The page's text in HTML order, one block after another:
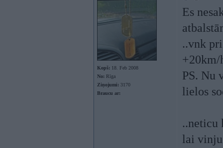
Kopš: 18. Feb 2008
No: Rīga
Ziņojumi: 3170
Braucu ar:
Es
..vnk
+20km/
PS. Nu
lielos
..neticu
lai vinju